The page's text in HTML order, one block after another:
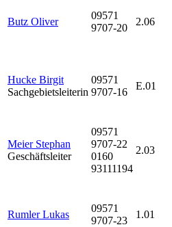
Butz Oliver
09571
9707-20
2.06
Hucke Birgit
Sachgebietsleiterin
09571
9707-16
E.01
Meier Stephan
Geschäftsleiter
09571
9707-22
0160
93111194
2.03
Rumler Lukas
09571
9707-23
1.01